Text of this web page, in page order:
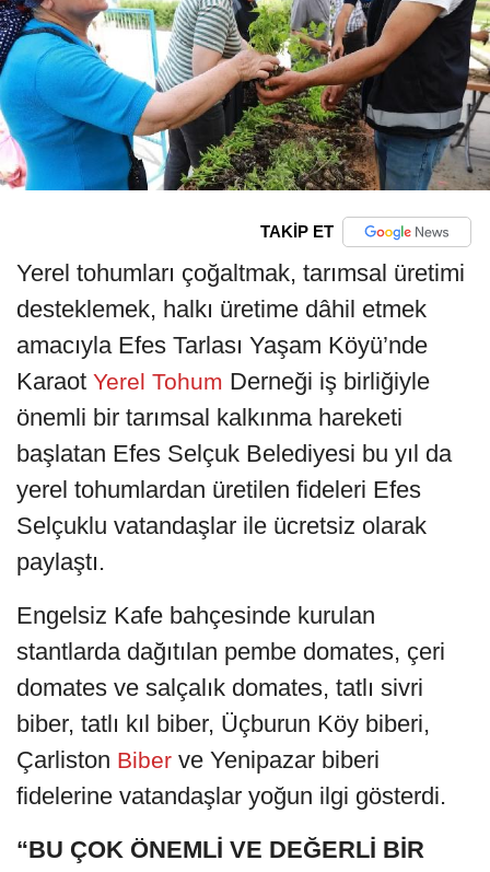
TAKİP ET
Yerel tohumları çoğaltmak, tarımsal üretimi
desteklemek, halkı üretime dâhil etmek
amacıyla Efes Tarlası Yaşam Köyü’nde
Karaot Yerel Tohum Derneği iş birliğiyle
önemli bir tarımsal kalkınma hareketi
başlatan Efes Selçuk Belediyesi bu yıl da
yerel tohumlardan üretilen fideleri Efes
Selçuklu vatandaşlar ile ücretsiz olarak
paylaştı.
Engelsiz Kafe bahçesinde kurulan
stantlarda dağıtılan pembe domates, çeri
domates ve salçalık domates, tatlı sivri
biber, tatlı kıl biber, Üçburun Köy biberi,
Çarliston Biber ve Yenipazar biberi
fidelerine vatandaşlar yoğun ilgi gösterdi.
“BU ÇOK ÖNEMLİ VE DEĞERLİ BİR